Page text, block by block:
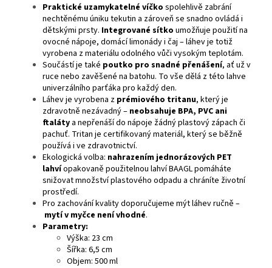
Praktické uzamykatelné víčko spolehlivě zabrání
nechtěnému úniku tekutin a zároveň se snadno ovládá i
dětskými prsty. Integrované sítko umožňuje použití na
ovocné nápoje, domácí limonády i čaj – láhev je totiž
vyrobena z materiálu odolného vůči vysokým teplotám.
Součástí je také poutko pro snadné přenášení, ať už v
ruce nebo zavěšené na batohu. To vše dělá z této lahve
univerzálního parťáka pro každý den.
Láhev je vyrobena z prémiového tritanu, který je
zdravotně nezávadný – neobsahuje BPA, PVC ani
ftaláty a nepřenáší do nápoje žádný plastový zápach či
pachuť. Tritan je certifikovaný materiál, který se běžně
používá i ve zdravotnictví.
Ekologická volba: nahrazením jednorázových PET
lahvíopakovaně použitelnou lahví BAAGL pomáháte
snižovat množství plastového odpadu a chráníte životní
prostředí.
Pro zachování kvality doporučujeme mýt láhev ručně –
mytí v myčce není vhodné.
Parametry:
Výška: 23 cm
Šířka: 6,5 cm
Objem: 500 ml